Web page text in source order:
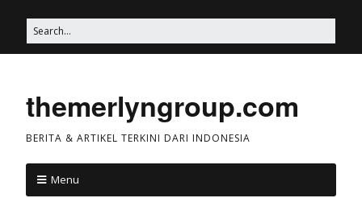
themerlyngroup.com
BERITA & ARTIKEL TERKINI DARI INDONESIA
Menu